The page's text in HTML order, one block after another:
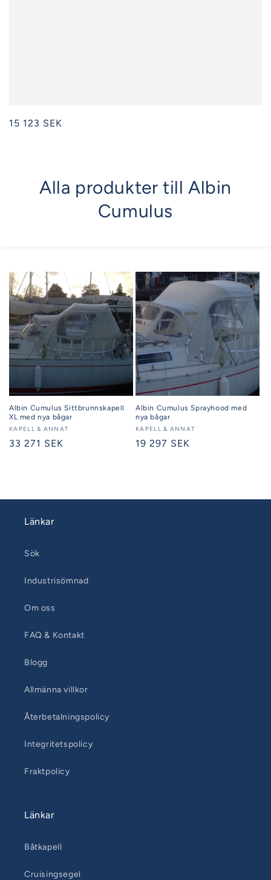
Ordinarie
15 123 SEK
Alla produkter till Albin
Cumulus
Albin Cumulus Sittbrunnskapell
XL med nya bågar
Säljare:
KAPELL & ANNAT
Ordinarie
33 271 SEK
Albin Cumulus Sprayhood med
nya bågar
Säljare:
KAPELL & ANNAT
Ordinarie
19 297 SEK
Länkar
Sök
Industrisömnad
Om oss
FAQ & Kontakt
Blogg
Allmänna villkor
Återbetalningspolicy
Integritetspolicy
Fraktpolicy
Länkar
Båtkapell
Cruisingsegel